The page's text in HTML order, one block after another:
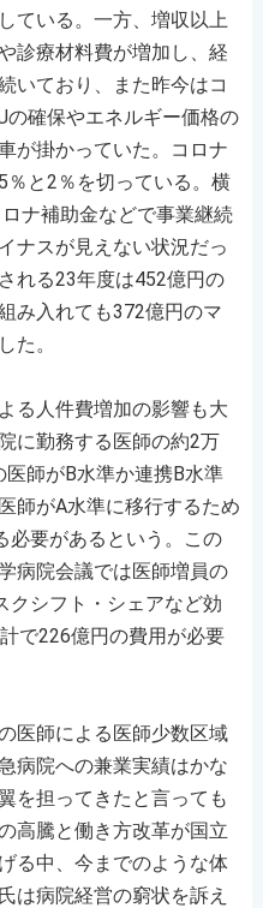
ている。一方、増収以上
診療材料費が増加し、経
いており、また昨今はコ
の確保やエネルギー価格の
が掛かっていた。コロナ
と2％を切っている。横
ナ補助金などで事業継続
ナスが見えない状況だっ
れる23年度は452億円の
み入れても372億円のマ
た。
る人件費増加の影響も大
に勤務する医師の約2万
師がB水準か連携B水準
師がA水準に移行するため
必要があるという。この
病院会議では医師増員の
クシフト・シェアなど効
で226億円の費用が必要
医師による医師少数区域
病院への兼業実績はかな
を担ってきたと言っても
高騰と働き方改革が国立
る中、今までのような体
は病院経営の窮状を訴え